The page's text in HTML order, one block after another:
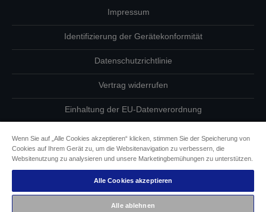
Impressum
Identifizierung der Gerätekonformität
Datenschutzrichtlinie
Vertrag widerrufen
Einhaltung der EU-Datenverordnung
Informationen zu Cookies
Epson Engagement für Barrierefreiheit
Wenn Sie auf „Alle Cookies akzeptieren“ klicken, stimmen Sie der Speicherung von
Cookies auf Ihrem Gerät zu, um die Websitenavigation zu verbessern, die
Websitenutzung zu analysieren und unsere Marketingbemühungen zu unterstützen.
Alle Cookies akzeptieren
Alle ablehnen